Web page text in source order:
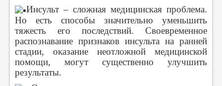
Инсульт – сложная медицинская проблема.
Но есть способы значительно уменьшить
тяжесть его последствий. Своевременное
распознавание признаков инсульта на ранней
стадии, оказание неотложной медицинской
помощи, могут существенно улучшить
результаты.